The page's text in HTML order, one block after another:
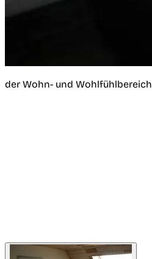
der Wohn- und Wohlfühlbereich